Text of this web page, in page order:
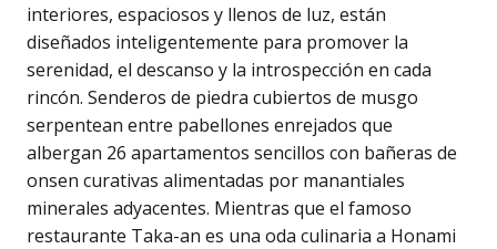
interiores, espaciosos y llenos de luz, están
diseñados inteligentemente para promover la
serenidad, el descanso y la introspección en cada
rincón. Senderos de piedra cubiertos de musgo
serpentean entre pabellones enrejados que
albergan 26 apartamentos sencillos con bañeras de
onsen curativas alimentadas por manantiales
minerales adyacentes. Mientras que el famoso
restaurante Taka-an es una oda culinaria a Honami